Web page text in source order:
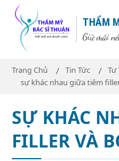
THẨM
Giữ mãi
Trang Chủ Tin Tức
Tư
sự khác nhau giữa tiêm
SỰ KHÁC
FILLER VÀ